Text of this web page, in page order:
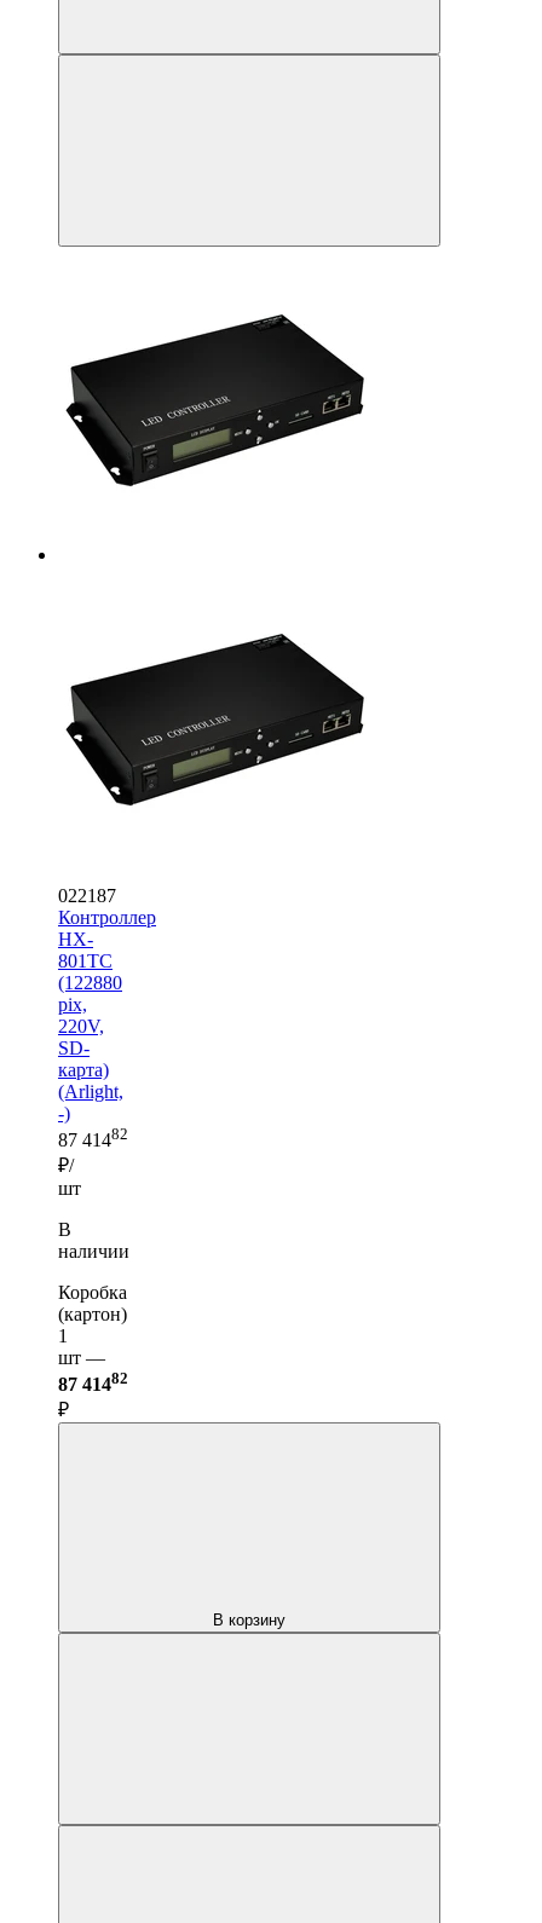
022187
Контроллер
HX-
801TC
(122880
pix,
220V,
SD-
карта)
(Arlight,
-)
87 41482
₽/
шт
В
наличии
Коробка
(картон)
1
шт —
87 41482
₽
В корзину